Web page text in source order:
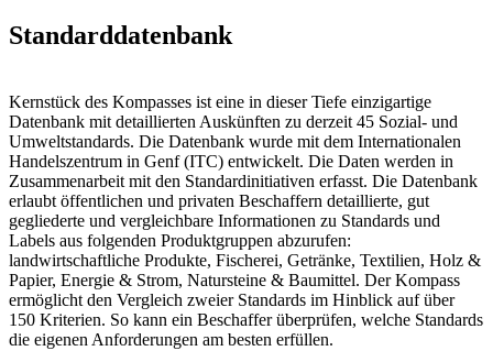
Standarddatenbank
Kernstück des Kompasses ist eine in dieser Tiefe einzigartige
Datenbank mit detaillierten Auskünften zu derzeit 45 Sozial- und
Umweltstandards. Die Datenbank wurde mit dem Internationalen
Handelszentrum in Genf (ITC) entwickelt. Die Daten werden in
Zusammenarbeit mit den Standardinitiativen erfasst. Die Datenbank
erlaubt öffentlichen und privaten Beschaffern detaillierte, gut
gegliederte und vergleichbare Informationen zu Standards und
Labels aus folgenden Produktgruppen abzurufen:
landwirtschaftliche Produkte, Fischerei, Getränke, Textilien, Holz &
Papier, Energie & Strom, Natursteine & Baumittel. Der Kompass
ermöglicht den Vergleich zweier Standards im Hinblick auf über
150 Kriterien. So kann ein Beschaffer überprüfen, welche Standards
die eigenen Anforderungen am besten erfüllen.